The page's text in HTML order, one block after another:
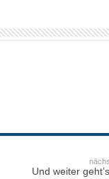
Und weiter